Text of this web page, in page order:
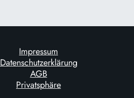
Impressum
Datenschutzerklärung
AGB
Privatsphäre